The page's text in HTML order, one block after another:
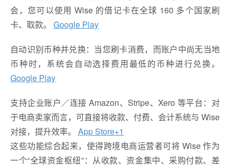
会，您可以使用 Wise 的借记卡在全球 160 多个国家刷
卡、取款。 Google Play
自动识别币种并兑换：当您刷卡消费，而账户中尚无当地
币种时，系统会自动选择费用最低的币种进行兑换。
Google Play
支持企业账户／连接 Amazon、Stripe、Xero 等平台：对
于电商卖家而言，可直接将收款、付费、会计系统与 Wise
对接，提升效率。 App Store+1
这些功能综合起来，使得跨境电商运营者可将 Wise 作为
一个“全球资金枢纽”：从收款、资金集中、采购付款、差